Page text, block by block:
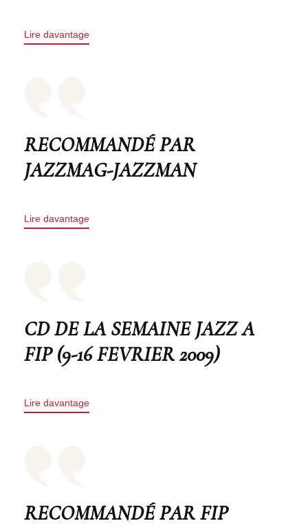
Lire davantage
RECOMMANDÉ PAR
JAZZMAG-JAZZMAN
Lire davantage
CD DE LA SEMAINE JAZZ A
FIP (9-16 FEVRIER 2009)
Lire davantage
RECOMMANDÉ PAR FIP